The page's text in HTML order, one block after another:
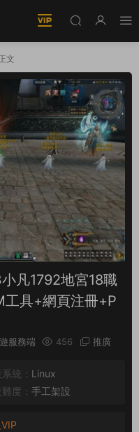
文
凡1792地宮18職
具+網頁注冊+P
服務端 456 推廣
統： Linux
度： 手工架設